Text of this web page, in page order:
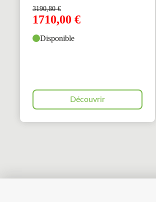
3190,80€
1710,00 €
Disponible
Découvrir